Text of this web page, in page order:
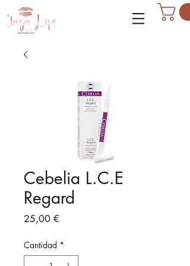
Cebelia L.C.E
Regard
25,00 €
Cantidad *